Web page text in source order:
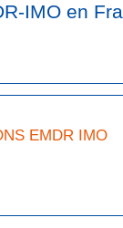
IMO en
EMDR IMO